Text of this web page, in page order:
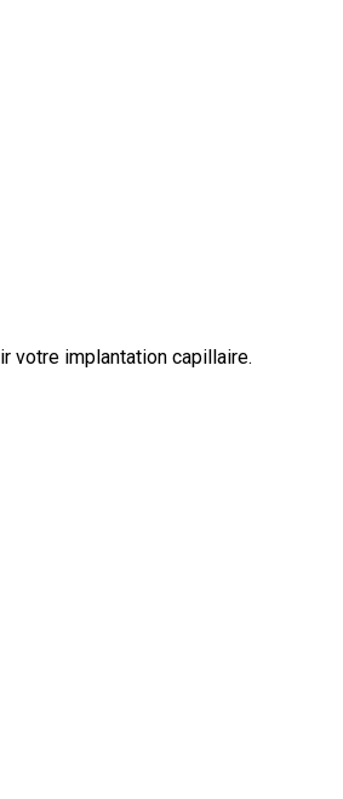
votre implantation capillaire.